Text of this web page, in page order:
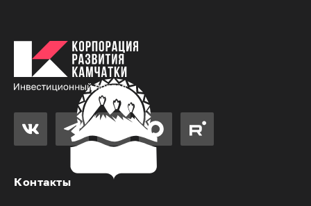
Контакты